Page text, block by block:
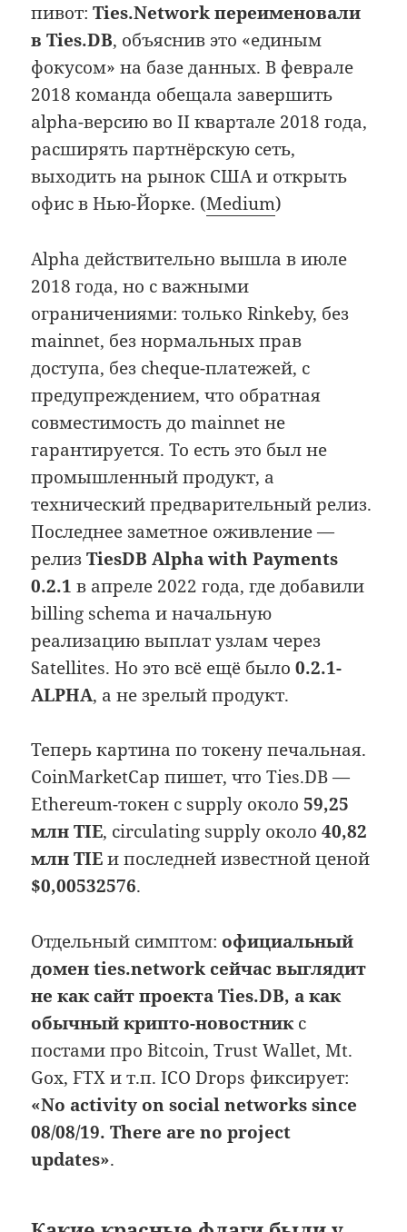
пивот:Ties.Network переименовали
в Ties.DB, объяснив это «единым
фокусом» на базе данных. В феврале
2018 команда обещала завершить
alpha-версию во II квартале 2018 года,
расширять партнёрскую сеть,
выходить на рынок США и открыть
офис в Нью-Йорке. (Medium)
Alpha действительно вышла в июле
2018 года, но с важными
ограничениями: только Rinkeby, без
mainnet, без нормальных прав
доступа, без cheque-платежей, с
предупреждением, что обратная
совместимость до mainnet не
гарантируется. То есть это был не
промышленный продукт, а
технический предварительный релиз.
Последнее заметное оживление —
релизTiesDB Alpha with Payments
0.2.1 в апреле 2022 года, где добавили
billing schema и начальную
реализацию выплат узлам через
Satellites. Но это всё ещё было0.2.1-
ALPHA, а не зрелый продукт.
Теперь картина по токену печальная.
CoinMarketCap пишет, что Ties.DB —
Ethereum-токен с supply около59,25
млн TIE, circulating supply около40,82
млн TIEи последней известной ценой
$0,00532576.
Отдельный симптом: официальный
домен ties.network сейчас выглядит
не как сайт проекта Ties.DB, а как
обычный крипто-новостникс
постами про Bitcoin, Trust Wallet, Mt.
Gox, FTX и т.п. ICO Drops фиксирует:
«No activity on social networks since
08/08/19. There are no project
updates».